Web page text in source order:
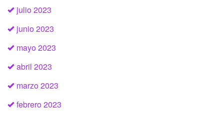
julio 2023
junio 2023
mayo 2023
abril 2023
marzo 2023
febrero 2023